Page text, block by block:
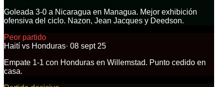
Goleada 3-0 a Nicaragua en Managua. Mejor exhibición
ofensiva del ciclo. Nazon, Jean Jacques y Deedson.
Peor partido
Haití vs Honduras· 08 sept 25
Empate 1-1 con Honduras en Willemstad. Punto cedido en
casa.